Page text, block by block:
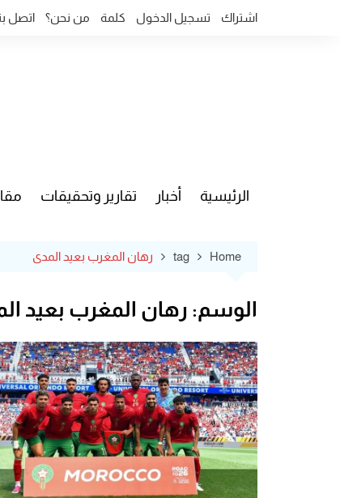
اشتراك تسجيل الدخول كلمة من نحن؟ اتصل
الرئيسية أخبار تقارير وتحقيقات
Home
tag رهان المغرب بعيد المدى
الوسم: رهان المغرب بعيد